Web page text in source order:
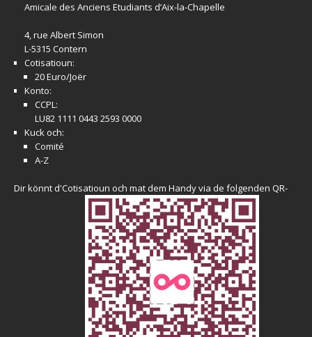
Amicale des Anciens Etudiants d’Aix-la-Chapelle
4, rue Albert Simon
L-5315 Contern
Cotisatioun:
20 Euro/Joër
Konto:
CCPL:
LU82 1111 0443 2593 0000
Kuck och:
Comité
A-Z
Dir könnt d'Cotisatioun och mat dem Handy via de folgenden QR-